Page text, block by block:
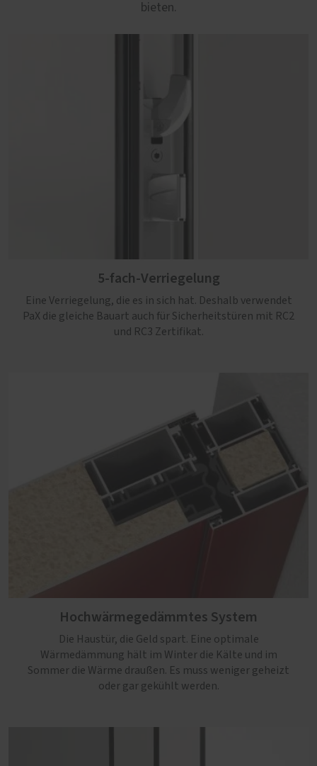
bieten.
5-fach-Verriegelung
Eine Verriegelung, die es in sich hat. Deshalb verwendet
PaX die gleiche Bauart auch für Sicherheitstüren mit RC2
und RC3 Zertifikat.
Hochwärmegedämmtes System
Die Haustür, die Geld spart. Eine optimale
Wärmedämmung hält im Winter die Kälte und im
Sommer die Wärme draußen. Es muss weniger geheizt
oder gar gekühlt werden.